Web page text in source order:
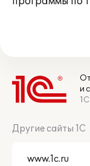
и
Другие сайты 1С